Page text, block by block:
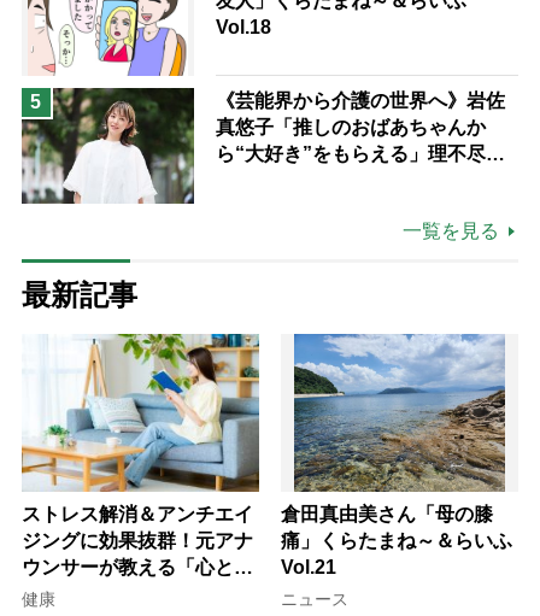
Vol.18
5
《芸能界から介護の世界へ》岩佐
真悠子「推しのおばあちゃんか
ら“大好き”をもらえる」理不尽さ
一覧を見る
最新記事
ストレス解消＆アンチエイ
ジングに効果抜群！元アナ
ウンサーが教える「心と体
を元気にする音読の習慣」
健康
倉田真由美さん「母の膝
痛」くらたまね～＆らいふ
Vol.21
ニュース